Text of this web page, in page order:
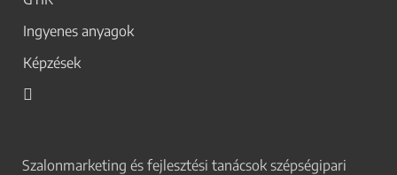
Ingyenes anyagok
Képzések
Szalonmarketing és fejlesztési tanácsok szépségipari